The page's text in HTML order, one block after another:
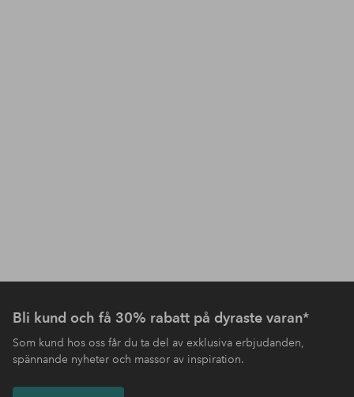
Bli kund och få 30% rabatt på dyraste varan*
Som kund hos oss får du ta del av exklusiva erbjudanden,
spännande nyheter och massor av inspiration.